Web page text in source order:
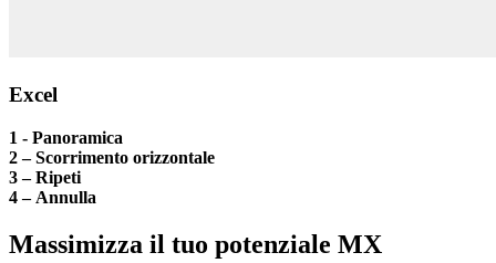
Excel
1 - Panoramica
2 – Scorrimento orizzontale
3 – Ripeti
4 – Annulla
Massimizza il tuo potenziale MX